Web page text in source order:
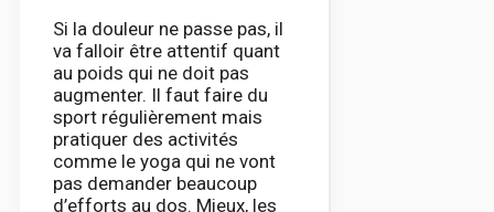
Si la douleur ne passe pas, il
va falloir être attentif quant
au poids qui ne doit pas
augmenter. Il faut faire du
sport régulièrement mais
pratiquer des activités
comme le yoga qui ne vont
pas demander beaucoup
d’efforts au dos. Mieux, les